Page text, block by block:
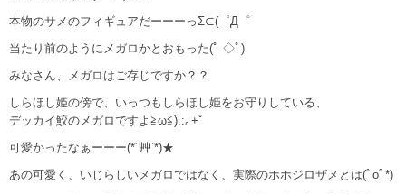
本物のサメのフィギュアだーーーっΣ⊂(゜Д゜
当たり前のようにメガロかとおもった(ﾟ ◇ﾟ)
みなさん、メガロはご存じですか？？
しらほし姫の傍で、いっつもしらほし姫をお守りしている、
デッカイ鮫のメガロですよ≧ω≦).:｡+ﾟ
可愛かったなぁーーー(*´艸`*)★
あの可愛く、いじらしいメガロではなく、実際のホホジロザメとは(ﾟoﾟ*)